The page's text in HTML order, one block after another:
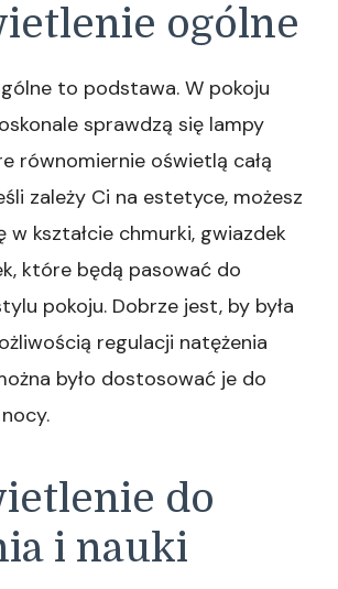
ogólne
to podstawa. W pokoju
sprawdzą się lampy
równomiernie oświetlą całą
zależy Ci na estetyce, możesz
w kształcie chmurki, gwiazdek
które będą pasować do
pokoju. Dobrze jest, by była
regulacji natężenia
było dostosować je do
do
i nauki